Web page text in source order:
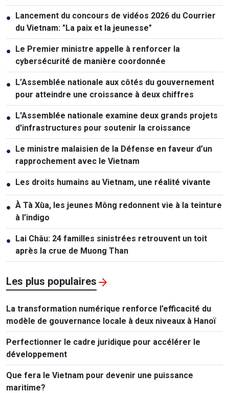
● Lancement du concours de vidéos 2026 du Courrier
du Vietnam: "La paix et la jeunesse"
● Le Premier ministre appelle à renforcer la
cybersécurité de manière coordonnée
● L’Assemblée nationale aux côtés du gouvernement
pour atteindre une croissance à deux chiffres
● L'Assemblée nationale examine deux grands projets
d'infrastructures pour soutenir la croissance
● Le ministre malaisien de la Défense en faveur d’un
rapprochement avec le Vietnam
● Les droits humains au Vietnam, une réalité vivante
● À Tà Xùa, les jeunes Mông redonnent vie à la teinture
à l’indigo
● Lai Châu: 24 familles sinistrées retrouvent un toit
après la crue de Muong Than
Les plus populaires
La transformation numérique renforce l’efficacité du
modèle de gouvernance locale à deux niveaux à Hanoï
Perfectionner le cadre juridique pour accélérer le
développement
Que fera le Vietnam pour devenir une puissance
maritime?